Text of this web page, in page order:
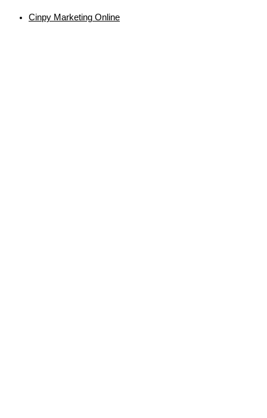
Cinpy Marketing Online